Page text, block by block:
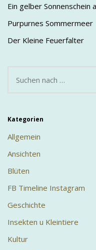
Ein gelber Sonnenschein
Purpurnes Sommermeer
Der Kleine Feuerfalter
Kategorien
Allgemein
Ansichten
Blüten
FB Timeline Instagram
Geschichte
Insekten u Kleintiere
Kultur